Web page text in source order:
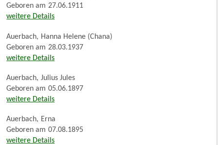
Geboren am 27.06.1911
weitere Details
Auerbach, Hanna Helene (Chana)
Geboren am 28.03.1937
weitere Details
Auerbach, Julius Jules
Geboren am 05.06.1897
weitere Details
Auerbach, Erna
Geboren am 07.08.1895
weitere Details